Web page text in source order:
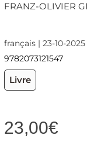
FRANZ-OLIVIER
français | 23-10-
9782073121547
Livre
23,00€